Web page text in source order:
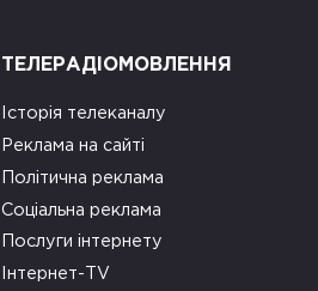
ТЕЛЕРАДІОМОВЛЕННЯ
Історія телеканалу
Реклама на сайті
Політична реклама
Соціальна реклама
Послуги інтернету
Інтернет-TV